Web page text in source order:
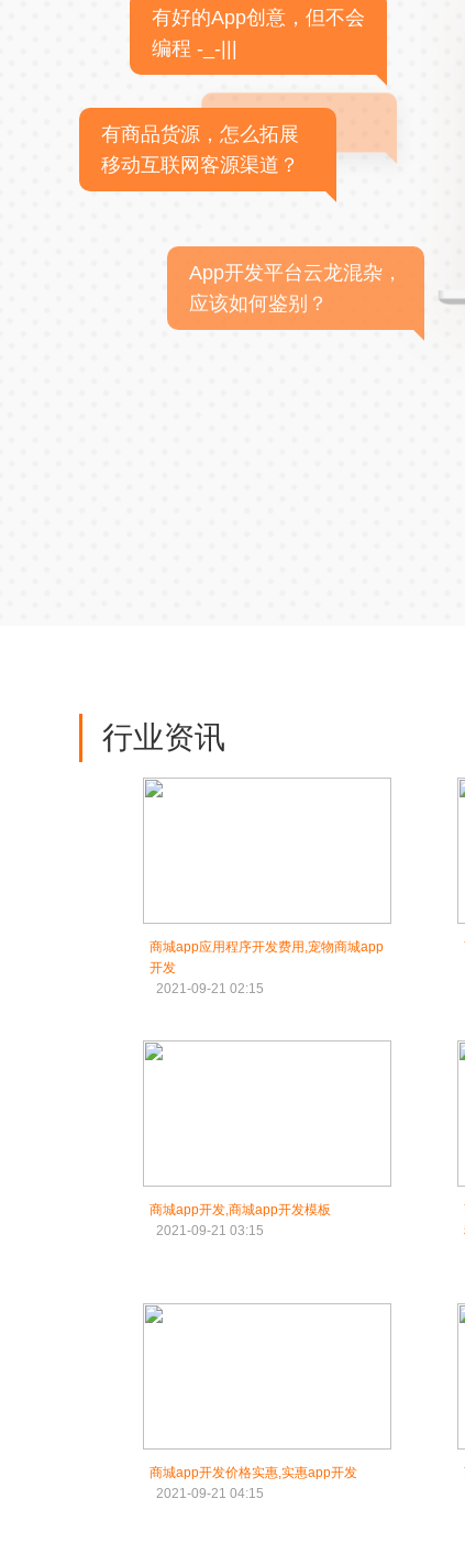
有好的App创意，但不会
编程 -_-|||
有商品货源，怎么拓展
移动互联网客源渠道？
App开发平台云龙混杂，
应该如何鉴别？
行业资讯
商城app应用程序开发费用,宠物商城app
开发
2021-09-21 02:15
商城app开发,商城app开发模板
2021-09-21 03:15
商城app开发价格实惠,实惠app开发
2021-09-21 04:15